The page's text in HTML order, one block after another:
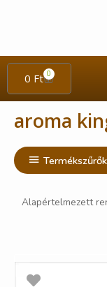
0 Ft 0
aroma
Termékszűrők